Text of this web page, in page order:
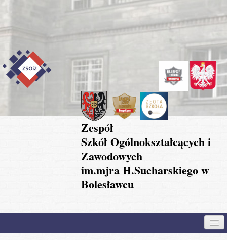
Zespół
Szkół Ogólnokształcących i
Zawodowych
im.mjra H.Sucharskiego w
Bolesławcu